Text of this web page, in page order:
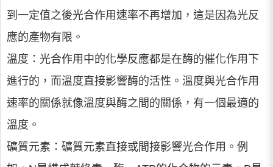
到一定值之後光合作用速率不再增加，這是因為光反
應的產物有限。
溫度：光合作用中的化學反應都是在酶的催化作用下
進行的，而溫度直接影響酶的活性。溫度與光合作用
速率的關係就像溫度與酶之間的關係，有一個最適的
溫度。
礦質元素：礦質元素直接或間接影響光合作用。例